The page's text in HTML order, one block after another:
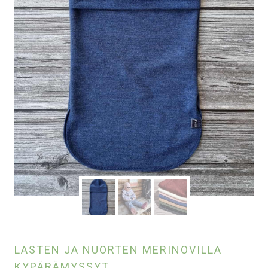
LASTEN JA NUORTEN MERINOVILLA